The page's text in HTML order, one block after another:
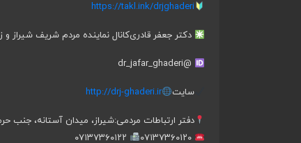
https://takl.ink/drjghaderi
دکتر جعفر قادریکانال نماینده مردم شریف شیراز و
@dr_jafar_ghaderi
سایت http://drj-ghaderi.ir
دفتر ارتباطات مردمی:شیراز، میدان آستانه، جنب